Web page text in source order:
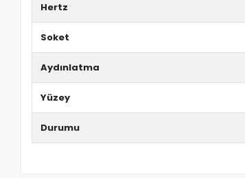
Hertz
Soket
Aydınlatma
Yüzey
Durumu